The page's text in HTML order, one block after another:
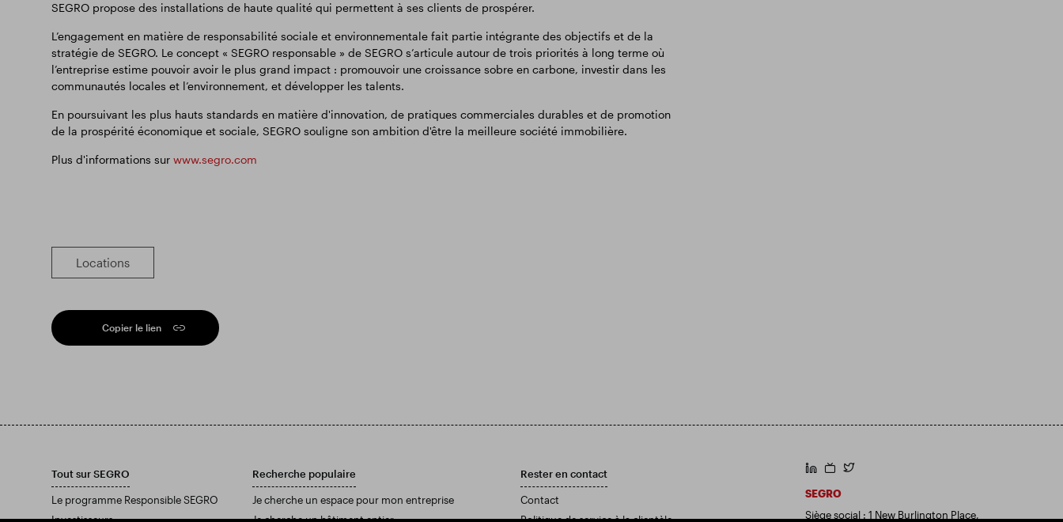
SEGRO propose des installations de haute qualité qui permettent à ses clients de prospérer.
L’engagement en matière de responsabilité sociale et environnementale fait partie intégrante des objectifs et de la
stratégie de SEGRO. Le concept « SEGRO responsable » de SEGRO s’articule autour de trois priorités à long terme où
l’entreprise estime pouvoir avoir le plus grand impact : promouvoir une croissance sobre en carbone, investir dans les
communautés locales et l’environnement, et développer les talents.
En poursuivant les plus hauts standards en matière d'innovation, de pratiques commerciales durables et de promotion
de la prospérité économique et sociale, SEGRO souligne son ambition d'être la meilleure société immobilière.
Plus d'informations sur www.segro.com
Locations
Copier le lien
Tout sur SEGRO
Le programme Responsible SEGRO
Recherche populaire
Je cherche un espace pour mon entreprise
Rester en contact
Contact
https://www.linkedin.com/
https://www.youtube.com/
https://twitter.com/segroplc
SEGRO
Siège social : 1 New Burlington Place,